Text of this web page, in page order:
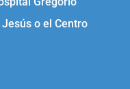
o el Centro